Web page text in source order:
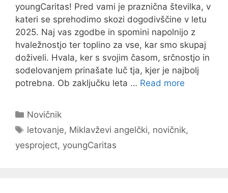
youngCaritas! Pred vami je praznična številka, v
kateri se sprehodimo skozi dogodivščine v letu
2025. Naj vas zgodbe in spomini napolnijo z
hvaležnostjo ter toplino za vse, kar smo skupaj
doživeli. Hvala, ker s svojim časom, srčnostjo in
sodelovanjem prinašate luč tja, kjer je najbolj
potrebna. Ob zaključku leta … Read more
Categories
Novičnik
Tags
letovanje, Miklavževi angelčki, novičnik,
yesproject, youngCaritas